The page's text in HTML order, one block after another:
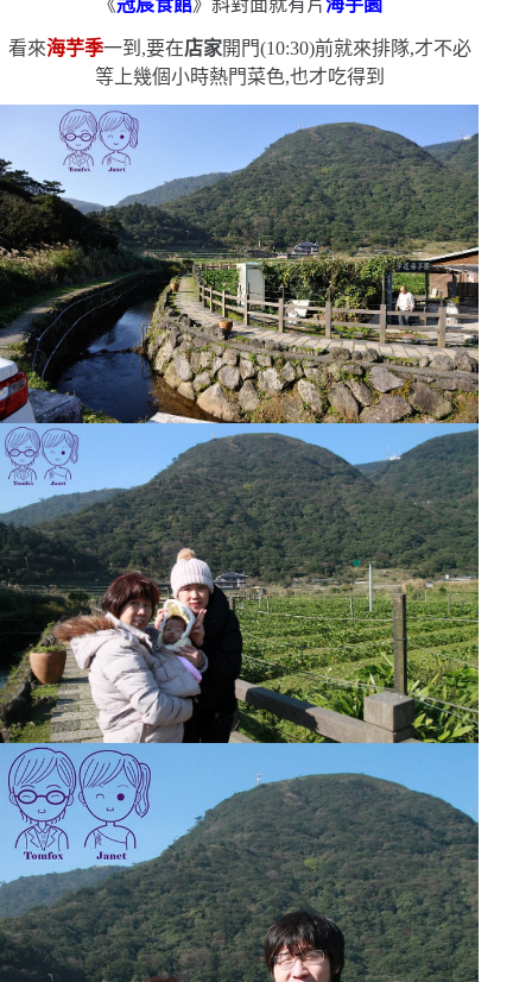
《冠宸食館》斜對面就有片海芋園
看來海芋季一到,要在店家開門(10:30)前就來排隊,才不必
等上幾個小時熱門菜色,也才吃得到